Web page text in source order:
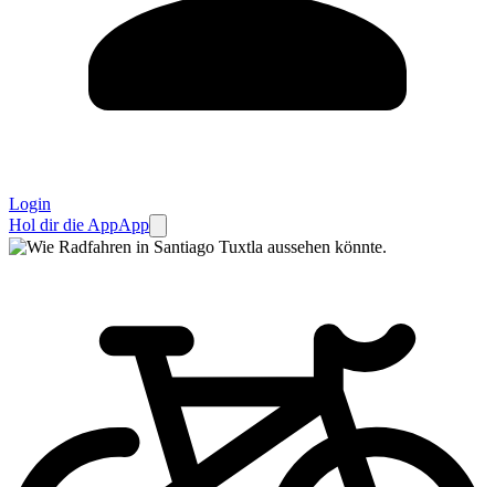
Login
Hol dir die AppApp